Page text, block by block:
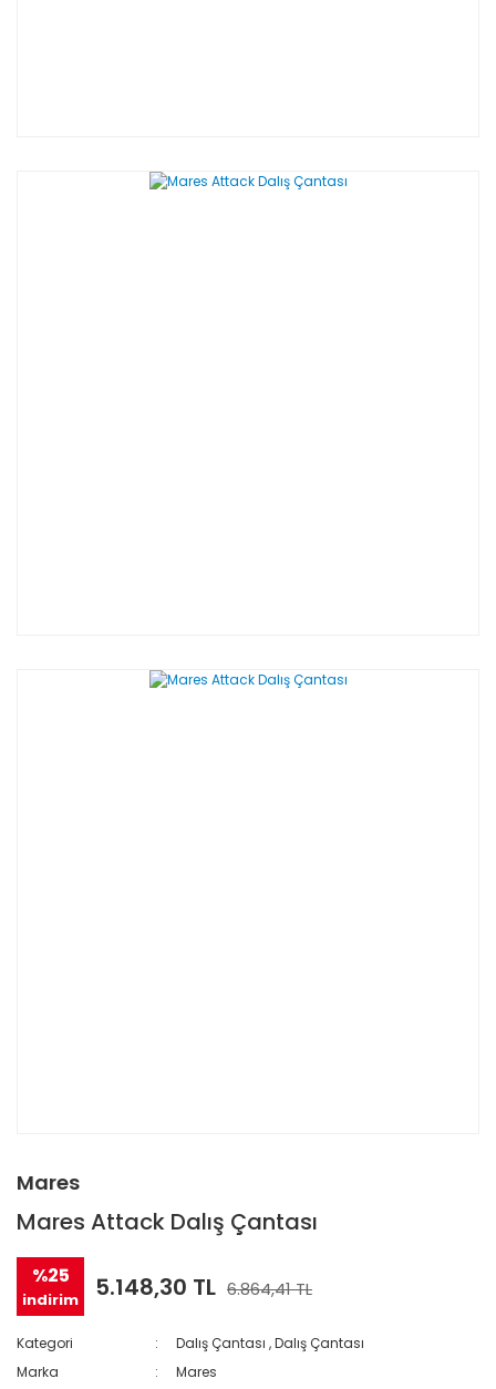
Mares
Mares Attack Dalış Çantası
%25
indirim 5.148,30 TL 6.864,41 TL
Kategori Dalış Çantası ,Dalış Çantası
Marka
Mares